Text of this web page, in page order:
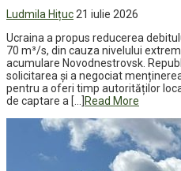
Ludmila Hițuc 21 iulie 2026
Ucraina a propus reducerea
70 m³/s, din cauza nivelului
acumulare Novodnestrovsk.
solicitarea și a negociat
pentru a oferi timp autorităților
de captare a […]
Read More